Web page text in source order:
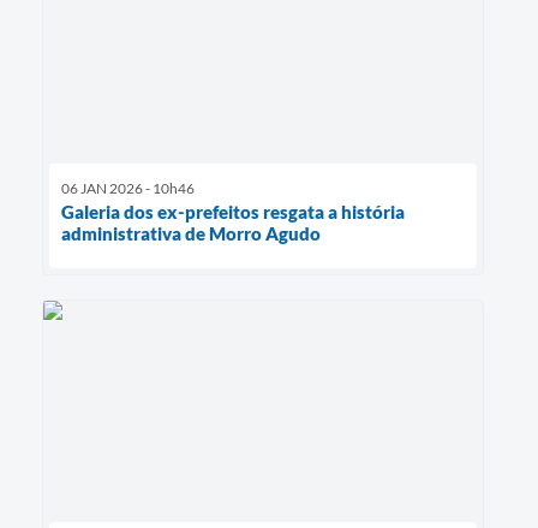
06 JAN 2026 - 10h46
Galeria dos ex-prefeitos resgata a história
administrativa de Morro Agudo